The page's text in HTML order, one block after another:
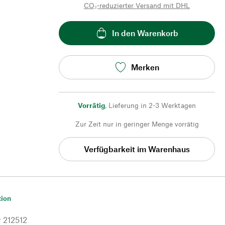
CO₂-reduzierter Versand mit DHL
In den Warenkorb
Merken
Vorrätig, Lieferung in 2-3 Werktagen
Zur Zeit nur in geringer Menge vorrätig
Verfügbarkeit im Warenhaus
212512